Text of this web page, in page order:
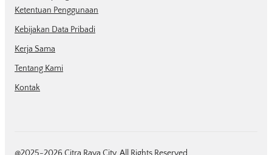
Ketentuan Penggunaan
Kebijakan Data Pribadi
Kerja Sama
Tentang Kami
Kontak